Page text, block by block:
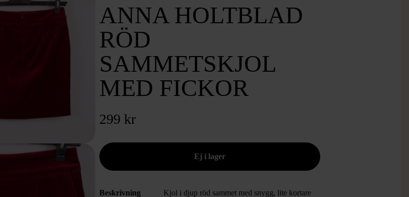
ANNA HOLTBLAD
RÖD
SAMMETSKJOL
MED FICKOR
299 kr
Beskrivning
Kjol i djup röd sammet med snygg, lite kortare